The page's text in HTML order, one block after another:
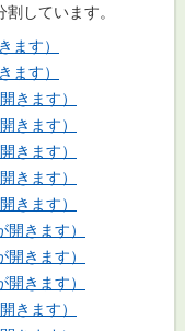
しています。
ます）
ます）
きます）
きます）
きます）
きます）
きます）
きます）
きます）
きます）
きます）